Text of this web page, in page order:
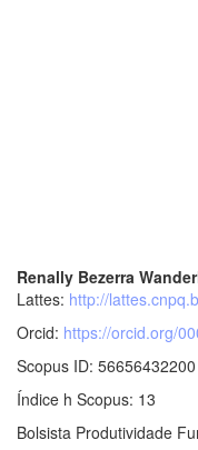
Renally Bezerra
Lattes: http://
Orcid: https://orcid.org/
Scopus ID: 56656432200
Índice h Scopus: 13
Bolsista Produtividade